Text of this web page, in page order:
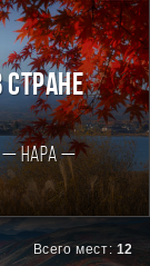
— Нара —
Всего мест: 12